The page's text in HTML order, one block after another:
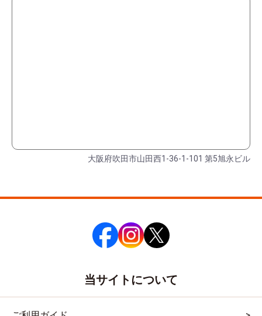
大阪府吹田市山田西1-36-1-101 第5旭永ビル
当サイトについて